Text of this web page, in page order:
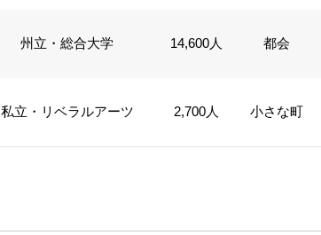
州立・総合大学 14,600人 都会
私立・リベラルアーツ 2,700人 小さな町